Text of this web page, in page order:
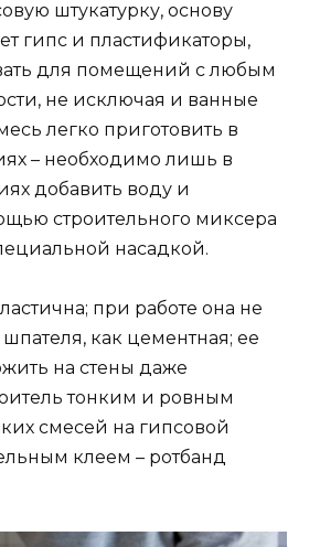
штукатурку, основу
гипс и пластификаторы,
для помещений с любым
не исключая и ванные
легко приготовить в
– необходимо лишь в
добавить воду и
строительного миксера
насадкой.
при работе она не
шпателя, как цементная; ее
на стены даже
тонким и ровным
смесей на гипсовой
клеем – ротбанд